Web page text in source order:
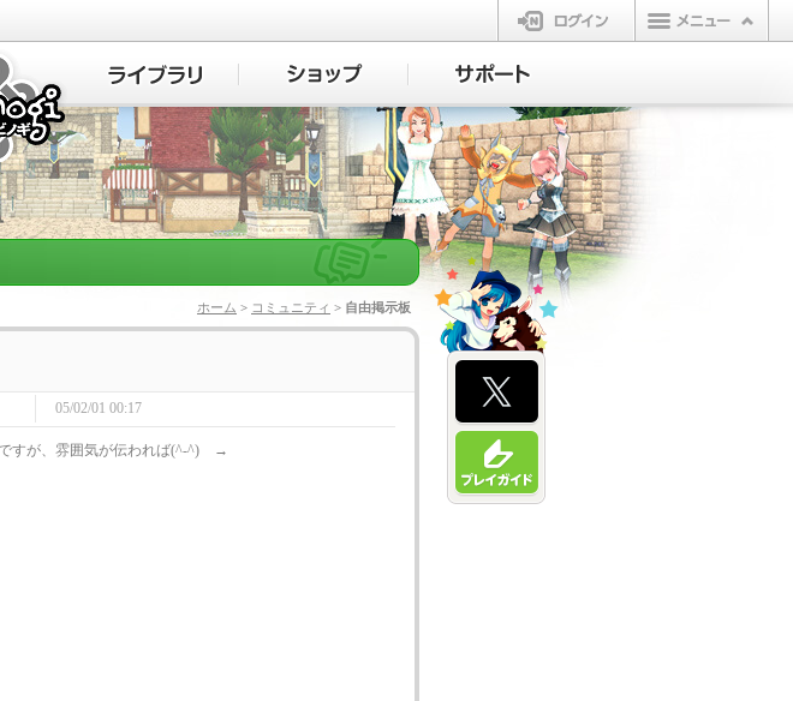
ログイン
マビノギ
ホーム > コミュニティ > 自由掲示板
05/02/01 00:17
ですが、雰囲気が伝われば(^-^) →